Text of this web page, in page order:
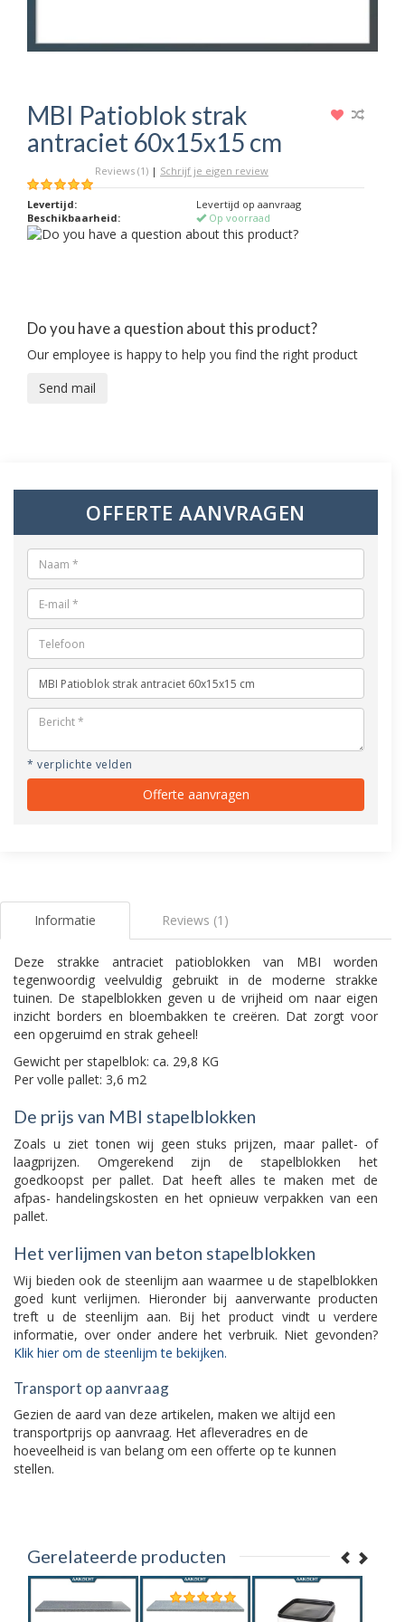
MBI Patioblok strak
antraciet 60x15x15 cm
Reviews (1) | Schrijf je eigen review
Levertijd:
Levertijd op aanvraag
Beschikbaarheid:
Op voorraad
Do you have a question about this product?
Our employee is happy to help you find the right product
Send mail
OFFERTE AANVRAGEN
* verplichte velden
Offerte aanvragen
Informatie Reviews (1)
Deze strakke antraciet patioblokken van MBI worden
tegenwoordig veelvuldig gebruikt in de moderne strakke
tuinen. De stapelblokken geven u de vrijheid om naar eigen
inzicht borders en bloembakken te creëren. Dat zorgt voor
een opgeruimd en strak geheel!
Gewicht per stapelblok: ca. 29,8 KG
Per volle pallet: 3,6 m2
De prijs van MBI stapelblokken
Zoals u ziet tonen wij geen stuks prijzen, maar pallet- of
laagprijzen. Omgerekend zijn de stapelblokken het
goedkoopst per pallet. Dat heeft alles te maken met de
afpas- handelingskosten en het opnieuw verpakken van een
pallet.
Het verlijmen van beton stapelblokken
Wij bieden ook de steenlijm aan waarmee u de stapelblokken
goed kunt verlijmen. Hieronder bij aanverwante producten
treft u de steenlijm aan. Bij het product vindt u verdere
informatie, over onder andere het verbruik. Niet gevonden?
Klik hier om de steenlijm te bekijken.
Transport op aanvraag
Gezien de aard van deze artikelen, maken we altijd een
transportprijs op aanvraag. Het afleveradres en de
hoeveelheid is van belang om een offerte op te kunnen
stellen.
Gerelateerde producten